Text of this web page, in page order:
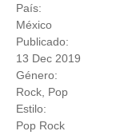
País:
México
Publicado:
13 Dec 2019
Género:
Rock Pop
Estilo:
Pop Rock